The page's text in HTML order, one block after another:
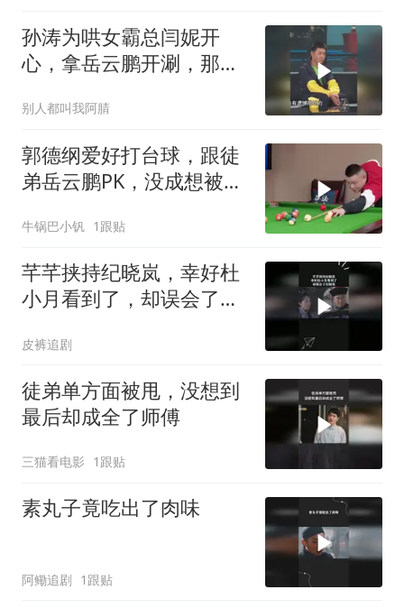
孙涛为哄女霸总闫妮开
心，拿岳云鹏开涮，那脸
别人都叫我阿腈
郭德纲爱好打台球，跟徒
弟岳云鹏PK，没成想被他
牛锅巴小钒 1跟贴
芊芊挟持纪晓岚，幸好杜
小月看到了，却误会了纪
皮裤追剧
徒弟单方面被甩，没想到
最后却成全了师傅
三猫看电影 1跟贴
素丸子竟吃出了肉味
阿鳓追剧 1跟贴